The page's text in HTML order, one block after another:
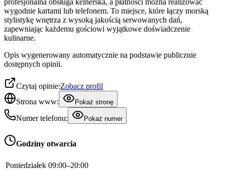
profesjonalna obsługa kelnerska, a płatności można realizować
wygodnie kartami lub telefonem. To miejsce, które łączy morską
stylistykę wnętrza z wysoką jakością serwowanych dań,
zapewniając każdemu gościowi wyjątkowe doświadczenie
kulinarne.
Opis wygenerowany automatycznie na podstawie publicznie
dostępnych opinii.
Czytaj opinie:Zobacz profil
Strona www:
Pokaż stronę
Numer telefonu: Pokaż numer
Godziny otwarcia
Poniedziałek 09:00–20:00